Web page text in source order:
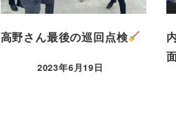
高野さん最後の巡回点検
2023年6月19日